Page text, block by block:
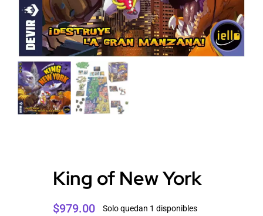
King of New York
$979.00 Solo quedan 1 disponibles